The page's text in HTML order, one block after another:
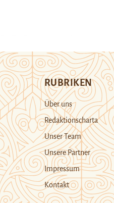
RUBRIKEN
Über uns
Redaktionscharta
Unser Team
Unsere Partner
Impressum
Kontakt